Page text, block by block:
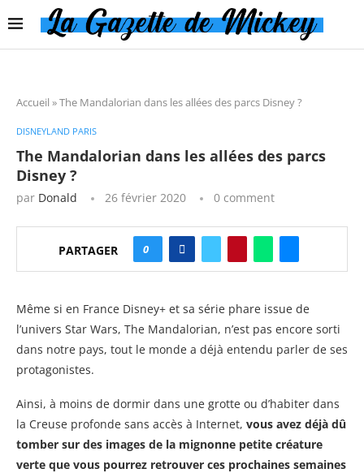
Accueil »The Mandalorian dans les allées des parcs Disney ?
DISNEYLAND PARIS
The Mandalorian dans les allées des parcs
Disney ?
par Donald 26 février 2020 0 comment
PARTAGER 0
Même si en France Disney+ et sa série phare issue de
l’univers Star Wars, The Mandalorian, n’est pas encore sorti
dans notre pays, tout le monde a déjà entendu parler de ses
protagonistes.
Ainsi, à moins de dormir dans une grotte ou d’habiter dans
la Creuse profonde sans accès à Internet, vous avez déjà dû
tomber sur des images de la mignonne petite créature
verte que vous pourrez retrouver ces prochaines semaines